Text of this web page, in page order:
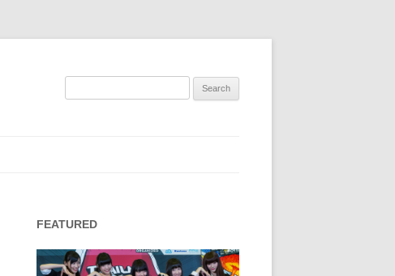
Search
FEATURED